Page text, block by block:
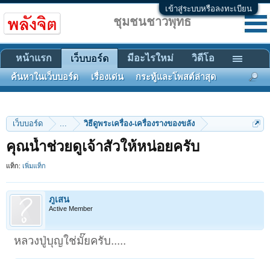
เข้าสู่ระบบหรือลงทะเบียน
เว็บบอร์ด ... วิธีดูพระเครื่อง-เครื่องรางของขลัง
คุณน้ำช่วยดูเจ้าสัวให้หน่อยครับ
แท็ก: เพิ่มแท็ก
ภูเสน
Active Member
หลวงปู่บุญใช่มั๊ยครับ.....
ชุมชนชาวพุทธ
หน้าแรก เว็บบอร์ด
ค้นหาในเว็บบอร์ด เรื่องเด่น กระทู้และโพสต์ล่าสุด
มีอะไรใหม่ วิดีโอ